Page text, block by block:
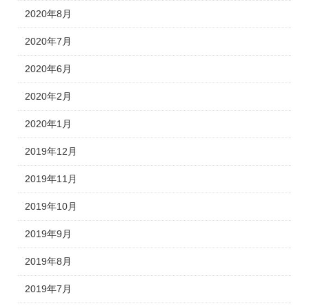
2020年8月
2020年7月
2020年6月
2020年2月
2020年1月
2019年12月
2019年11月
2019年10月
2019年9月
2019年8月
2019年7月